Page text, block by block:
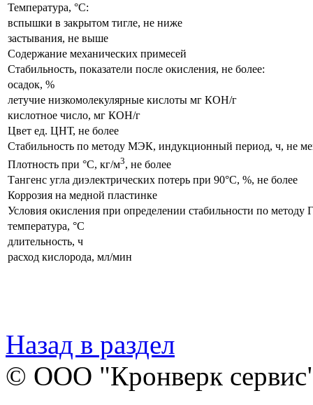
Температура, °С:
вспышки в закрытом тигле, не ниже
застывания, не выше
Содержание механических примесей
Стабильность, показатели после окисления, не более:
осадок, %
летучие низкомолекулярные кислоты мг КОН/г
кислотное число, мг КОН/г
Цвет ед. ЦНТ, не более
Стабильность по методу МЭК, индукционный период, ч, не
Плотность при °С, кг/м3, не более
Тангенс угла диэлектрических потерь при 90°С, %, не более
Коррозия на медной пластинке
Условия окисления при определении стабильности по методу
температура, °С
длительность, ч
расход кислорода, мл/мин
Назад в раздел
© ООО "Кронверк